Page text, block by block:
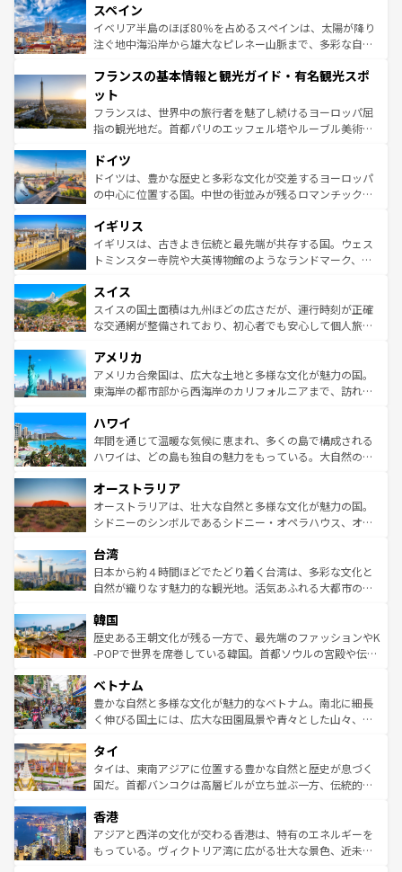
ろん、トスカーナの美しい田園風景やアマルフィ海岸の絶
景など、自然景観も見逃せない。観光の合間には、本場の
ピザやパスタなど、絶品のイタリア料理を堪能することも
ませてくれるイタリアで、忘れられない旅をしてみよう！
なお、新着のイタリア情報は
しい。
スペイン
イベリア半島のほぼ80％を占めるスペインは、太陽が降り
注ぐ地中海沿岸から雄大なピレネー山脈まで、多彩な自然
文化が根付くこの国では、情熱的なフラメンコ、熱気あふ
れる闘牛、そして美味しいタパスが生活の一部となってい
る。首都マドリードの洗練された雰囲気や、バルセロナの
アートに溢れた街角から、地方では古代ローマ遺跡や中世
せる。地方によって風土や気候が異なるスペインはその個
性で訪れる人を魅了する。 なお、新着のスペイン情報は コ
ンテンツ一覧を参照してほしい。
フランスの基本情報と観光ガイド・有名観光スポ
ット
フランスは、世界中の旅行者を魅了し続けるヨーロッパ屈
指の観光地だ。首都パリのエッフェル塔やルーブル美術館
で、幅広い魅力が詰まっている。華麗な宮殿、歴史的な大
聖堂、美しいビーチ、そして豊かな自然が、訪れる者を心
から魅了する。また、フランスは美食の国としても知ら
いる。シャンパンの発祥地であるランス、プロヴァンスの
香り高いラベンダー畑など、多彩な楽しみ方が可能だ。さ
らに、パリ以外の地域にも魅力が溢れており、どの街角に
れる地方に足を運ぶとそれぞれで全く異なる文化を体験で
きるだろう。 なお、新着のフランス情報はコンテンツ一覧
を参照してほしい。
ドイツ
ドイツは、豊かな歴史と多彩な文化が交差するヨーロッパ
の中心に位置する国。中世の街並みが残るロマンチック街
顔を持つこの国は、どこを歩いても飽きることがない。ベ
ルリンの文化的活気、バイエルン州のアルプスの絶景、そ
してライン川沿いのワイン畑といった風景は必見。ビール
は、お酒好きな人にはぜひ体験してほしい。 なお、新着の
ドイツ情報はコンテンツ一覧を参照してほしい。
イギリス
イギリスは、古きよき伝統と最先端が共存する国。ウェス
トミンスター寺院や大英博物館のようなランドマーク、歴
リアごとに異なる魅力がある。また、優雅なアフタヌーン
ティー、ビール好きにはたまらない英国パブ、サッカー観
戦など、本場だからこそできる体験も豊富。イギリスを旅
ンツ一覧を参照してほしい。
スイス
スイスの国土面積は九州ほどの広さだが、運行時刻が正確
な交通網が整備されており、初心者でも安心して個人旅行
の建物がそのまま残る町や、スイスならではのユニークな
博物館もあり、アルプス観光だけでなく町歩きも満喫する
ことができる。国民の所得が高いため物価も高いが、旅行
ば市内交通費無料で観光を楽しむこともできる。 なお、新
着のスイス情報はコンテンツ一覧 を参照してほしい。
アメリカ
アメリカ合衆国は、広大な土地と多様な文化が魅力の国。
東海岸の都市部から西海岸のカリフォルニアまで、訪れる
のような巨大都市は、観光、ショッピング、エンターテイ
ンメントが詰まった刺激的なスポットだ。一方、アメリカ
西部には大自然が広がり、グランドキャニオンやイエロー
部のニューオーリンズでは、音楽と美食が融合した独特の
文化が魅力。旅行者はアメリカの各地域で異なる魅力を楽
しみながら、その多様性と豊かな歴史を感じることができ
ならではの贅沢な旅のスタイルだ。 なお、新着のアメリカ
情報はコンテンツ一覧を参照してほしい。
ハワイ
年間を通じて温暖な気候に恵まれ、多くの島で構成される
ハワイは、どの島も独自の魅力をもっている。大自然の神
ワイ島は見逃せない。また、定番の観光地といえばオアフ
島だが、静かな自然を求めるならマウイ島やカウアイ島が
おすすめ。エメラルドグリーンに輝く海をはじめ、豊かな
れるおもてなしの心で訪れる人々を迎えてくれるハワイの
人々、おいしいローカルフードやハワイアンミュージッ
ク、伝統的なフラダンスなど、すべてがハワイの魅力を彩
ワイを、存分に味わってほしい。 なお、新着のハワイ情報
はコンテンツ一覧を参照してほしい。
オーストラリア
オーストラリアは、壮大な自然と多様な文化が魅力の国。
シドニーのシンボルであるシドニー・オペラハウス、オー
リアリーフや大陸中央部にそびえるウルル（エアーズロッ
ク）、タスマニアの美しい原生林やケアンズの熱帯雨林な
ど、見どころがたくさん。また、カフェやワイン、オージ
いる。アクティビティも充実しており、サーフィンやダイ
ビング、ハイキングなど、アウトドア好きにはたまらな
い。オーストラリアの多彩な魅力を存分に味わいつくそ
参照してほしい。
台湾
日本から約４時間ほどでたどり着く台湾は、多彩な文化と
自然が織りなす魅力的な観光地。活気あふれる大都市の台
ン）、静ひつな山岳地帯である台湾東部など、都市の喧騒
と山間の静けさが共存しており、訪れる人に新しい発見と
驚きをもたらしてくれる。また、奥深い台湾の食文化も魅
容にもいいと評判のスイーツなど、バラエティ豊かな料理
が味わえる。 なお、新着の台湾情報は コンテンツ一覧を参
照してほしい。
韓国
歴史ある王朝文化が残る一方で、最先端のファッションやK
-POPで世界を席巻している韓国。首都ソウルの宮殿や伝統
き、地方に足を延ばせば四季折々の自然美を楽しむことが
できる。そして、キムチや焼肉、絶品のストリートフード
まで、さまざまな韓国料理が待っている。夜には、韓国な
リティに包まれながら、韓国の多彩な魅力を心ゆくまで味
わってみてほしい。 なお、新着の韓国情報はコンテンツ一
覧を参照してほしい。
ベトナム
豊かな自然と多様な文化が魅力的なベトナム。南北に細長
く伸びる国土には、広大な田園風景や青々とした山々、世
急速な発展と共に伝統が息づく。ハノイの古い町並みやホ
ーチミン市のフランス統治時代の建物も、独特の雰囲気を
醸し出している。また、バラエティの豊かさとおいしさで
とつ。フォーやバインミー、ベトナムコーヒーなどは、ぜ
ひ現地で味わいたい。どの地域を訪れてもあたたかい人々
が旅行者を迎えてくれるので、きっと忘れられない旅にな
タイ
タイは、東南アジアに位置する豊かな自然と歴史が息づく
国だ。首都バンコクは高層ビルが立ち並ぶ一方、伝統的な
の活気が交差している。北部ではチェンマイなどの山岳地
帯で自然と触れ合い、南部ではプーケットやクラビの美し
いビーチでリゾート気分を楽しむことができる。タイ料理
香港
アジアと西洋の文化が交わる香港は、特有のエネルギーを
もっている。ヴィクトリア湾に広がる壮大な景色、近未来